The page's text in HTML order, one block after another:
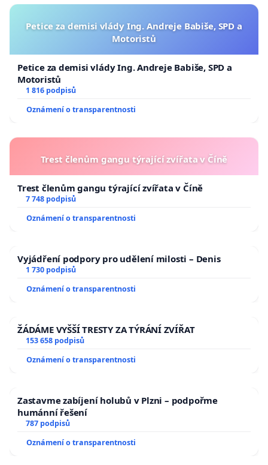
Petice za demisi vlády Ing. Andreje Babiše, SPD a
Motoristů
Petice za demisi vlády Ing. Andreje Babiše, SPD a
Motoristů
1 816 podpisů
Oznámení o transparentnosti
Trest členům gangu týrající zvířata v Číně
Trest členům gangu týrající zvířata v Číně
7 748 podpisů
Oznámení o transparentnosti
Vyjádření podpory pro udělení milosti – Denis
1 730 podpisů
Oznámení o transparentnosti
ŽÁDÁME VYŠŠÍ TRESTY ZA TÝRÁNÍ ZVÍŘAT
153 658 podpisů
Oznámení o transparentnosti
Zastavme zabíjení holubů v Plzni – podpořme
humánní řešení
787 podpisů
Oznámení o transparentnosti